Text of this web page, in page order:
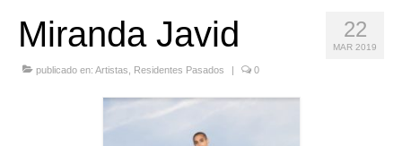
Programa de residencia
CRUCERO
Quedate con nosotras
22
MAR 2019
Miranda Javid
publicado en: Artistas Residentes Pasados | 0